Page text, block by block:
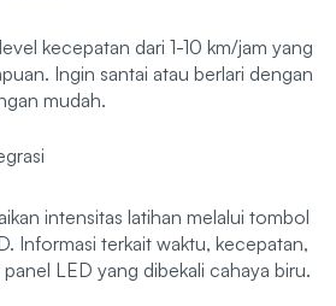
kecepatan dari 1-10 km/jam yang
Ingin santai atau berlari dengan
mudah.
intensitas latihan melalui tombol
Informasi terkait waktu, kecepatan,
LED yang dibekali cahaya biru.